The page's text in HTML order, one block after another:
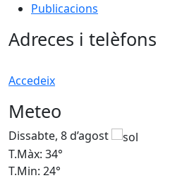
Publicacions
Adreces i telèfons
Accedeix
Meteo
Dissabte, 8 d’agost
T.Màx: 34°
T.Min: 24°